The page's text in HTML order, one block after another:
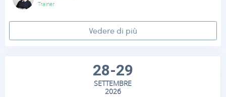
Trainer
Vedere di più
28-29
SETTEMBRE
2026